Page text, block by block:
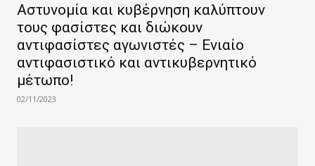
Αστυνομία και κυβέρνηση καλύπτουν
τους φασίστες και διώκουν
αντιφασίστες αγωνιστές – Ενιαίο
αντιφασιστικό και αντικυβερνητικό
μέτωπο!
02/11/2023